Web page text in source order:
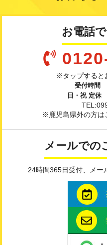
お電話
※タップすると
受付時間
日・祝 定
※鹿児島県外の方は
メールでの
24時間365日受付、メー